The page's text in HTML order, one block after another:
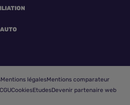
Mentions légalesMentions comparateur
CGUCookiesEtudesDevenir partenaire web